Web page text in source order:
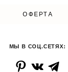
ОФЕРТА
МЫ В СОЦ.СЕТЯХ: